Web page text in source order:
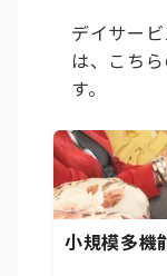
デイサー
は、こち
す。
小規模多機